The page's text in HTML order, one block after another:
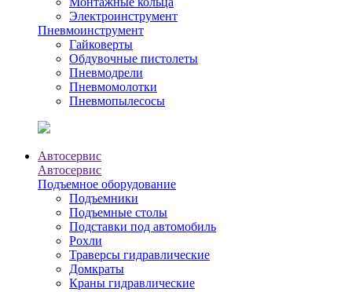
Электроинструмент
Пневмоинструмент
Гайковерты
Обдувочные пистолеты
Пневмодрели
Пневмомолотки
Пневмопылесосы
Автосервис
Автосервис
Подъемное оборудование
Подъемники
Подъемные столы
Подставки под автомобиль
Рохли
Траверсы гидравлические
Домкраты
Краны гидравлические